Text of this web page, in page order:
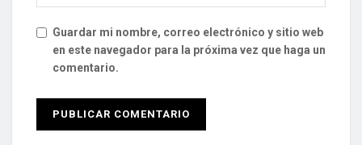
Guardar mi nombre, correo electrónico y sitio web
en este navegador para la próxima vez que haga un
comentario.